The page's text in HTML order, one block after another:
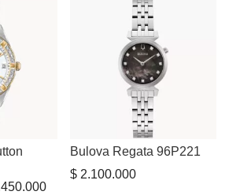
El
Bulova Regata 96P221
$2.100.000